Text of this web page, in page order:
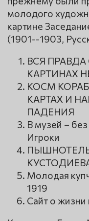
молодого
картине
(1901--1903,
ВСЯ ПРАВДА
КАРТИНАХ
КОСМ
КАРТАХ И
ПАДЕНИЯ
В музей –
Игроки
Молодая
1919
Сайт о жизни